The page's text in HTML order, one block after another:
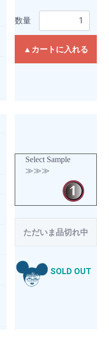
数量
▲カートに入れる
Select Sample
≫≫≫
ただいま品切れ中
SOLD OUT